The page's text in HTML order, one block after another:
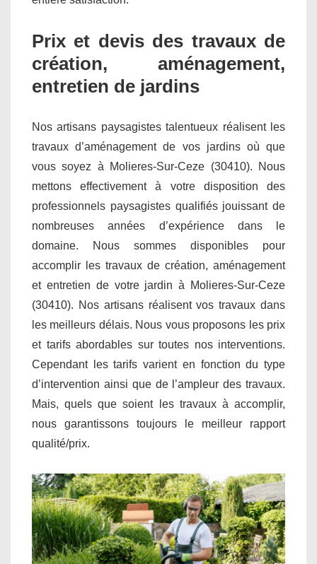
Prix et devis des travaux de
création, aménagement,
entretien de jardins
Nos artisans paysagistes talentueux réalisent les
travaux d’aménagement de vos jardins où que
vous soyez à Molieres-Sur-Ceze (30410). Nous
mettons effectivement à votre disposition des
professionnels paysagistes qualifiés jouissant de
nombreuses années d’expérience dans le
domaine. Nous sommes disponibles pour
accomplir les travaux de création, aménagement
et entretien de votre jardin à Molieres-Sur-Ceze
(30410). Nos artisans réalisent vos travaux dans
les meilleurs délais. Nous vous proposons les prix
et tarifs abordables sur toutes nos interventions.
Cependant les tarifs varient en fonction du type
d’intervention ainsi que de l’ampleur des travaux.
Mais, quels que soient les travaux à accomplir,
nous garantissons toujours le meilleur rapport
qualité/prix.